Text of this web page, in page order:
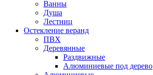
Ванны
Душа
Лестниц
Остекление веранд
ПВХ
Деревянные
Раздвижные
Алюминиевые под дерево